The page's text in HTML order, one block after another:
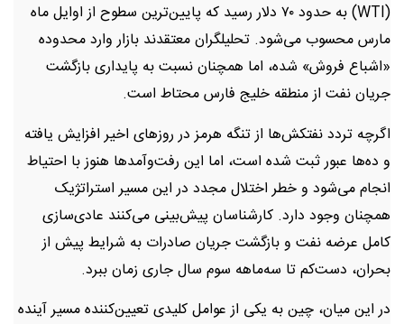
(WTI) به حدود ۷۰ دلار رسید که پایین‌ترین سطوح از اوایل ماه
مارس محسوب می‌شود. تحلیلگران معتقدند بازار وارد محدوده
«اشباع فروش» شده، اما همچنان نسبت به پایداری بازگشت
جریان نفت از منطقه خلیج فارس محتاط است.
اگرچه تردد نفتکش‌ها از تنگه هرمز در روزهای اخیر افزایش یافته
و ده‌ها عبور ثبت شده است، اما این رفت‌وآمدها هنوز با احتیاط
انجام می‌شود و خطر اختلال مجدد در این مسیر استراتژیک
همچنان وجود دارد. کارشناسان پیش‌بینی می‌کنند عادی‌سازی
کامل عرضه نفت و بازگشت جریان صادرات به شرایط پیش از
بحران، دست‌کم تا سه‌ماهه سوم سال جاری زمان ببرد.
در این میان، چین به یکی از عوامل کلیدی تعیین‌کننده مسیر آینده